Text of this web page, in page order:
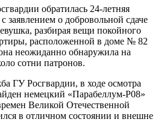
обратилась 24-летняя
заявлением о добровольной сдаче
разбирая вещи покойного
расположенной в доме № 82
неожиданно обнаружила на
сотни патронов.
ГУ Росгвардии, в ходе осмотра
немецкий «Парабеллум-Р08»
Великой Отечественной
в отличном состоянии и внешне